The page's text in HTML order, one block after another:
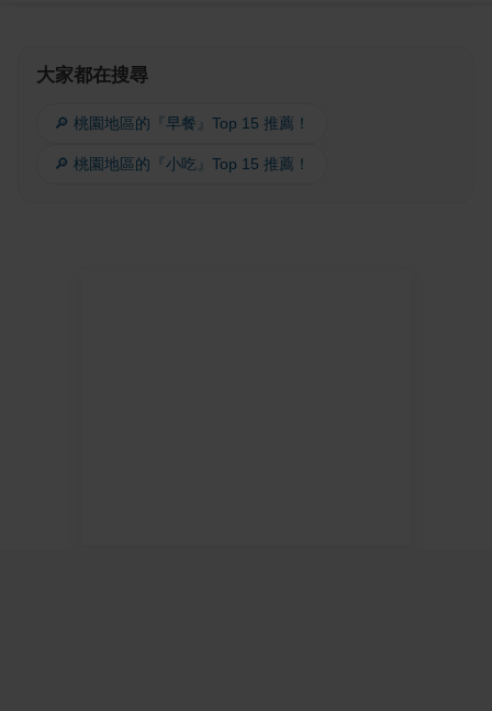
大家都在搜尋
🔎 桃園地區的『早餐』Top 15 推薦！
🔎 桃園地區的『小吃』Top 15 推薦！